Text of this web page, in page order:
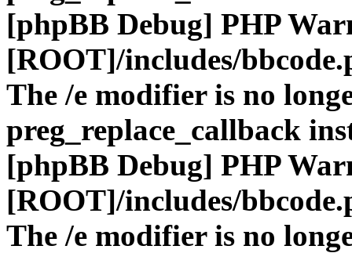
[phpBB Debug] PHP
[ROOT]/includes/
The /e modifier is no
preg_replace_callback
[phpBB Debug] PHP
[ROOT]/includes/
The /e modifier is no